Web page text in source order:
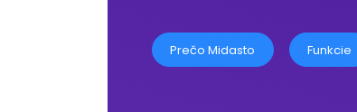
Prečo Midasto Funkcie